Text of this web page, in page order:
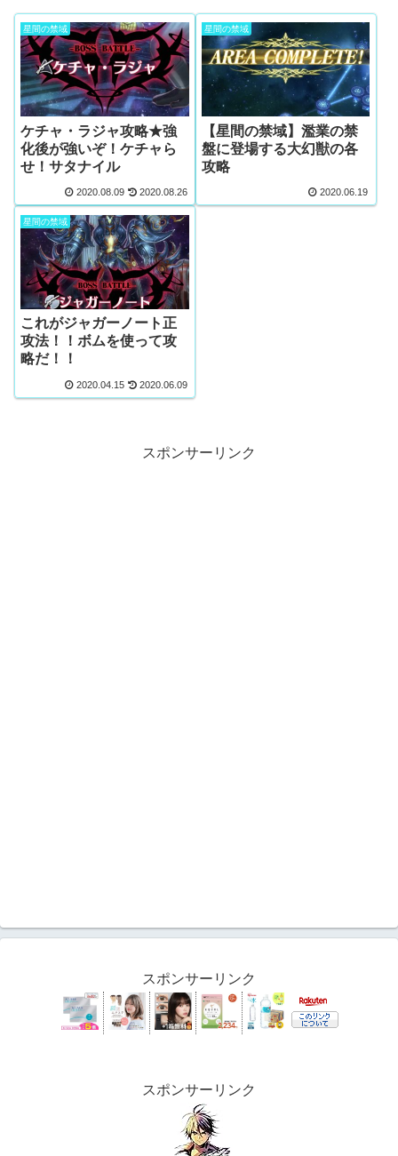
星間の禁域
ケチャ・ラジャ攻略★強
化後が強いぞ！ケチャら
せ！サタナイル
2020.08.09 2020.08.26
星間の禁域
【星間の禁域】濫業の禁
盤に登場する大幻獣の各
攻略
2020.06.19
星間の禁域
これがジャガーノート正
攻法！！ボムを使って攻
略だ！！
2020.04.15 2020.06.09
スポンサーリンク
スポンサーリンク
スポンサーリンク